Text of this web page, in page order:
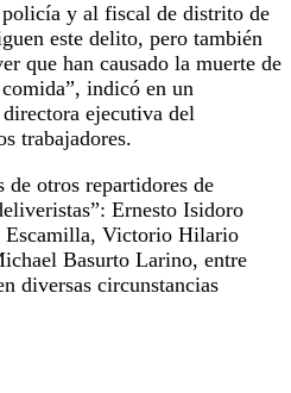
y al fiscal de distrito de
este delito, pero también
que han causado la muerte de
indicó en un
ejecutiva del
trabajadores.
de otros repartidores de
Ernesto Isidoro
Escamilla, Victorio Hilario
Basurto Larino, entre
diversas circunstancias